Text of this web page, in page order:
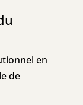
en
de